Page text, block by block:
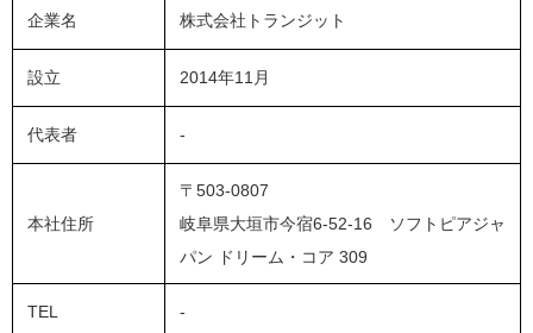
企業名 株式会社トランジット
設立 2014年11月
代表者 -
本社住所
〒503-0807
岐阜県大垣市今宿6-52-16 ソフトピアジャ
パン ドリーム・コア 309
TEL -